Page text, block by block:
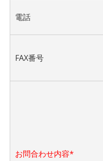
電話
FAX番号
お問合わせ内容*